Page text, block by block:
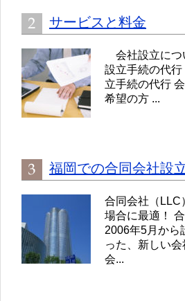
サービスと料金
会社設立につ
設立手続の代
立手続の代行
希望の方 ...
福岡での合同会社設
合同会社（LLC
場合に最適！
2006年5月から
った、新しい
会...